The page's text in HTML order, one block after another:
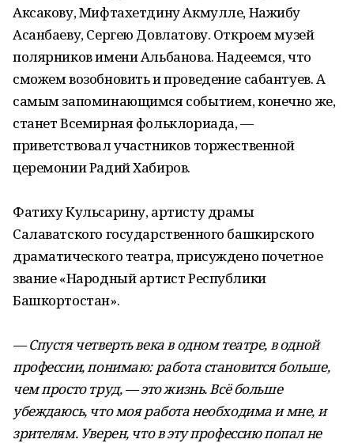
Аксакову, Мифтахетдину Акмулле, Нажибу
Асанбаеву, Сергею Довлатову. Откроем музей
полярников имени Альбанова. Надеемся, что
сможем возобновить и проведение сабантуев. А
самым запоминающимся событием, конечно же,
станет Всемирная фольклориада, —
приветствовал участников торжественной
церемонии Радий Хабиров.
Фатиху Кульсарину, артисту драмы
Салаватского государственного башкирского
драматического театра, присуждено почетное
звание «Народный артист Республики
Башкортостан».
— Спустя четверть века в одном театре, в одной
профессии, понимаю: работа становится больше,
чем просто труд, — это жизнь. Всё больше
убеждаюсь, что моя работа необходима и мне, и
зрителям. Уверен, что в эту профессию попал не